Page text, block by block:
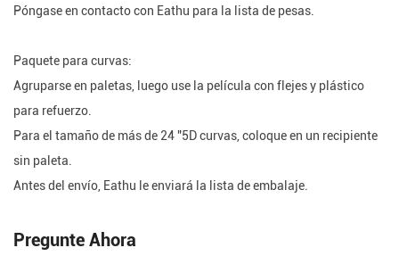
Póngase en contacto con Eathu para la lista de pesas.
Paquete para curvas:
Agruparse en paletas, luego use la película con flejes y plástico
para refuerzo.
Para el tamaño de más de 24 "5D curvas, coloque en un recipiente
sin paleta.
Antes del envío, Eathu le enviará la lista de embalaje.
Pregunte Ahora